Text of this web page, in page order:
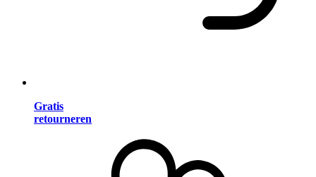
Gratis
retourneren